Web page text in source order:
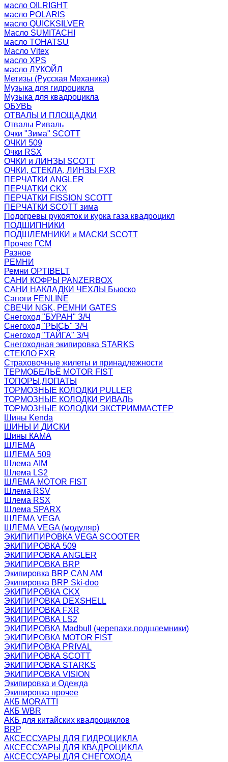
масло OILRIGHT
масло POLARIS
масло QUICKSILVER
Масло SUMITACHI
масло TOHATSU
Масло Vitex
масло XPS
масло ЛУКОЙЛ
Метизы (Русская Механика)
Музыка для гидроцикла
Музыка для квадроцикла
ОБУВЬ
ОТВАЛЫ И ПЛОЩАДКИ
Отвалы Риваль
Очки "Зима" SCOTT
ОЧКИ 509
Очки RSX
ОЧКИ и ЛИНЗЫ SCOTT
ОЧКИ, СТЕКЛА, ЛИНЗЫ FXR
ПЕРЧАТКИ ANGLER
ПЕРЧАТКИ CKX
ПЕРЧАТКИ FISSION SCOTT
ПЕРЧАТКИ SCOTT зима
Подогревы рукояток и курка газа квадроцикл
ПОДШИПНИКИ
ПОДШЛЕМНИКИ и МАСКИ SCOTT
Прочее ГСМ
Разное
РЕМНИ
Ремни OPTIBELT
САНИ КОФРЫ PANZERBOX
САНИ НАКЛАДКИ ЧЕХЛЫ Бьюско
Сапоги FENLINE
СВЕЧИ NGK, РЕМНИ GATES
Снегоход "БУРАН" З/Ч
Снегоход "РЫСЬ" З/Ч
Снегоход "ТАЙГА" З/Ч
Снегоходная экипировка STARKS
СТЕКЛО FXR
Страховочные жилеты и принадлежности
ТЕРМОБЕЛЬЁ MOTOR FIST
ТОПОРЫ,ЛОПАТЫ
ТОРМОЗНЫЕ КОЛОДКИ PULLER
ТОРМОЗНЫЕ КОЛОДКИ РИВАЛЬ
ТОРМОЗНЫЕ КОЛОДКИ ЭКСТРИММАСТЕР
Шины Kenda
ШИНЫ И ДИСКИ
Шины КАМА
ШЛЕМА
ШЛЕМА 509
Шлема AIM
Шлема LS2
ШЛЕМА MOTOR FIST
Шлема RSV
Шлема RSX
Шлема SPARX
ШЛЕМА VEGA
ШЛЕМА VEGA (модуляр)
ЭКИПИПИРОВКА VEGA SCOOTER
ЭКИПИРОВКА 509
ЭКИПИРОВКА ANGLER
ЭКИПИРОВКА BRP
Экипировка BRP CAN AM
Экипировка BRP Ski-doo
ЭКИПИРОВКА CKX
ЭКИПИРОВКА DEXSHELL
ЭКИПИРОВКА FXR
ЭКИПИРОВКА LS2
ЭКИПИРОВКА Madbull (черепахи,подшлемники)
ЭКИПИРОВКА MOTOR FIST
ЭКИПИРОВКА PRIVAL
ЭКИПИРОВКА SCOTT
ЭКИПИРОВКА STARKS
ЭКИПИРОВКА VISION
Экипировка и Одежда
Экипировка прочее
АКБ MORATTI
АКБ WBR
АКБ для китайских квадроциклов
BRP
АКСЕССУАРЫ ДЛЯ ГИДРОЦИКЛА
АКСЕССУАРЫ ДЛЯ КВАДРОЦИКЛА
АКСЕССУАРЫ ДЛЯ СНЕГОХОДА